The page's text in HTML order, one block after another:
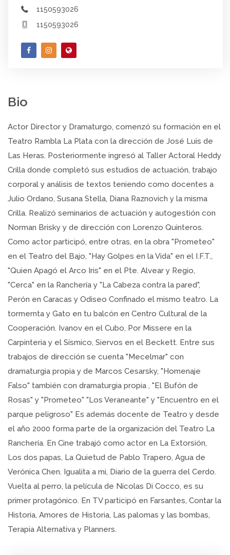
1150593026
1150593026
Bio
Actor Director y Dramaturgo, comenzó su formación en el
Teatro Rambla La Plata con la dirección de José Luis de
Las Heras. Posteriormente ingresó al Taller Actoral Heddy
Crilla donde completó sus estudios de actuación, trabajo
corporal y análisis de textos teniendo como docentes a
Julio Ordano, Susana Stella, Diana Raznovich y la misma
Crilla. Realizó seminarios de actuación y autogestión con
Norman Brisky y de dirección con Lorenzo Quinteros.
Como actor participó, entre otras, en la obra "Prometeo"
en el Teatro del Bajo, "Hay Golpes en la Vida" en el I.F.T.,
"Quien Apagó el Arco Iris" en el Pte. Alvear y Regio,
"Cerca" en la Ranchería y "La Cabeza contra la pared",
Perón en Caracas y Odiseo Confinado el mismo teatro. La
tormernta y Gato en tu balcón en Centro Cultural de la
Cooperación. Ivanov en el Cubo, Por Missere en la
Carpinteria y el Sísmico, Siervos en el Beckett. Entre sus
trabajos de dirección se cuenta "Mecelmar" con
dramaturgia propia y de Marcos Cesarsky, "Homenaje
Falso" también con dramaturgia propia , "El Bufón de
Rosas" y "Prometeo" "Los Veraneante" y "Encuentro en el
parque peligroso" Es además docente de Teatro y desde
el año 2000 forma parte de la organización del Teatro La
Ranchería. En Cine trabajó como actor en La Extorsión,
Los dos papas, La Quietud de Pablo Trapero, Agua de
Verónica Chen. Igualita a mi, Diario de la guerra del Cerdo.
Vuelta al perro, la película de Nicolas Di Cocco, es su
primer protagónico. En TV participó en Farsantes, Contar la
Historia, Amores de Historia, Las palomas y las bombas,
Terapia Alternativa y Planners.